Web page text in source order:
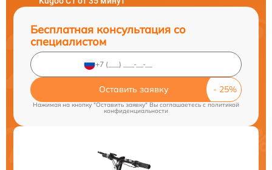
Бесплатная консультация со
специалистом
Оставить заявку
Нажимая на кнопку "Оставить заявку" Вы соглашаетесь cполитикой
конфиденциальности